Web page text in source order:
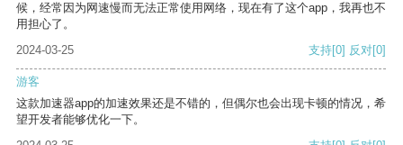
候，经常因为网速慢而无法正常使用网络，现在有了这个app，我再也不
用担心了。
2024-03-25
支持[0] 反对[0]
游客
这款加速器app的加速效果还是不错的，但偶尔也会出现卡顿的情况，希
望开发者能够优化一下。